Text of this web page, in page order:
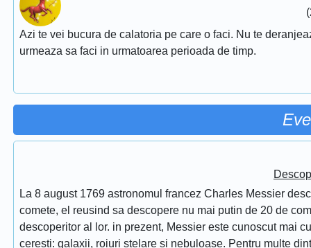
Azi te vei bucura de calatoria pe care o faci. Nu te
urmeaza sa faci in urmatoarea perioada de timp.
La 8 august 1769 astronomul francez Charles Messier
comete, el reusind sa descopere nu mai putin de 20 de
descoperitor al lor. in prezent, Messier este cunoscut mai
ceresti: galaxii, roiuri stelare si nebuloase. Pentru multe